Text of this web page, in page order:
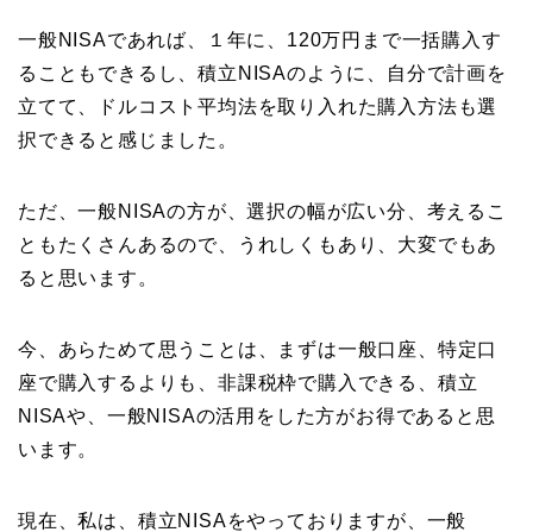
一般NISAであれば、１年に、120万円まで一括購入す
ることもできるし、積立NISAのように、自分で計画を
立てて、ドルコスト平均法を取り入れた購入方法も選
択できると感じました。
ただ、一般NISAの方が、選択の幅が広い分、考えるこ
ともたくさんあるので、うれしくもあり、大変でもあ
ると思います。
今、あらためて思うことは、まずは一般口座、特定口
座で購入するよりも、非課税枠で購入できる、積立
NISAや、一般NISAの活用をした方がお得であると思
います。
現在、私は、積立NISAをやっておりますが、一般